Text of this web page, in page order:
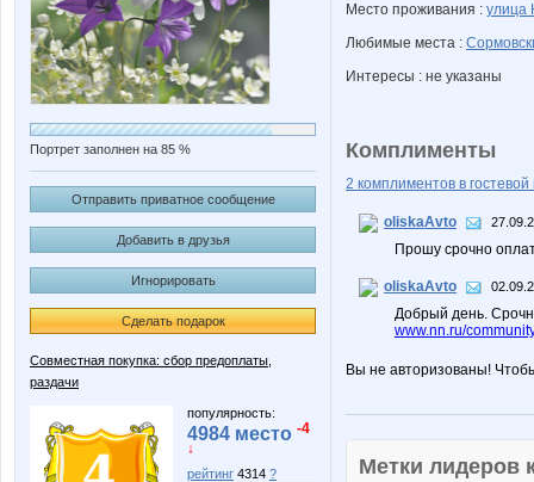
Портрет заполнен на 85 %
Отправить приватное сообщение
Добавить в друзья
Игнорировать
Сделать подарок
Совместная покупка: сбор предоплаты,
раздачи
популярность:
4984 место -4
↓
рейтинг 4314 ?
Место проживания : улица
Любимые места :
Интересы : не указаны
Комплименты
2 комплиментов в гостевой
oliskaAvto
Прошу срочно
oliskaAvto
Добрый день.
www.nn.ru/
Вы не авторизованы!
Метки